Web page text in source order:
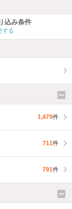
込み条件
する
1,479件
711件
791件